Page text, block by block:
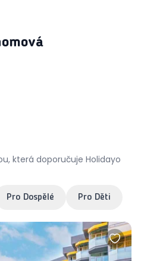
která doporučuje Holidayo
Pro Dospělé Pro Děti